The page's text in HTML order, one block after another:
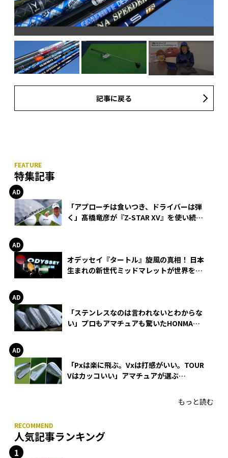
記事に戻る
特集記事
「アプローチは食いつき、ドライバーは弾
く」髙橋竜彦が『Z-STAR XV』を使い続け
オデッセイ『タートル』旋風の真相！ 日本
生まれの新世代ミッドマレットが世界を席
「ステンレスなのは言われないとわからな
い」プロもアマチュアも驚いたHONMA
「Pxは楽に飛ぶ。Vxは打感がいい。TOUR
Vはカッコいい」アマチュアが選ぶ
もっと読む
人気記事ランキング